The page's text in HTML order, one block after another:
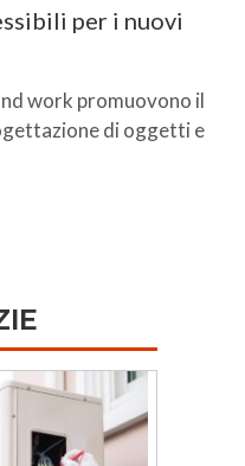
per i nuovi
work promuovono il
di oggetti e